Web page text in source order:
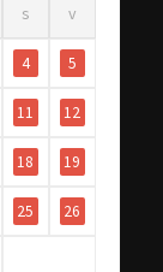
s v
4 5
11 12
18 19
25 26